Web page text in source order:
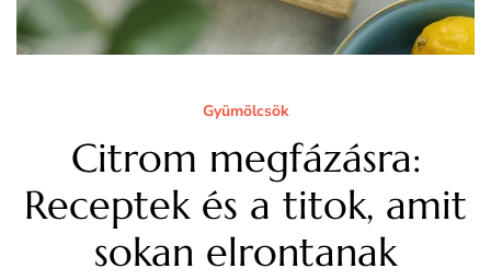
Gyümölcsök
Citrom megfázásra:
Receptek és a titok, amit
sokan elrontanak